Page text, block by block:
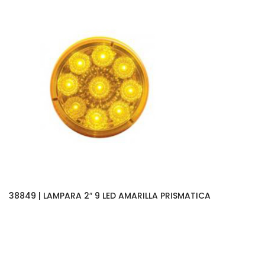
38849 | LAMPARA 2″ 9 LED AMARILLA PRISMATICA